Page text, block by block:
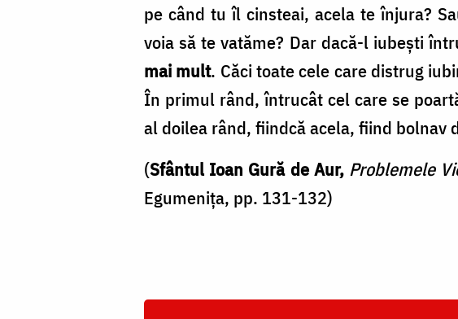
pe când tu îl cinsteai, acela te înjura?
voia să te vatăme? Dar dacă-l iubeşti
mai mult. Căci toate cele care distrug
În primul rând, întrucât cel care se
al doilea rând, fiindcă acela, fiind bolnav
(Sfântul Ioan Gură de Aur, Problemele
Egumenița, pp. 131-132)